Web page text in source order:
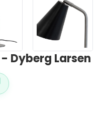
Dyberg Larsen